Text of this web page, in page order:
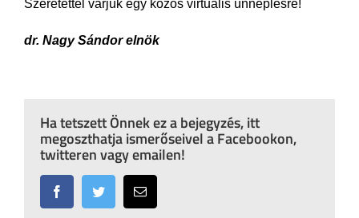
Szeretettel várjuk egy közös virtuális ünneplésre!
dr. Nagy Sándor elnök
Ha tetszett Önnek ez a bejegyzés, itt
megoszthatja ismerőseivel a Facebookon,
twitteren vagy emailen!
FacebookTwitter Email: